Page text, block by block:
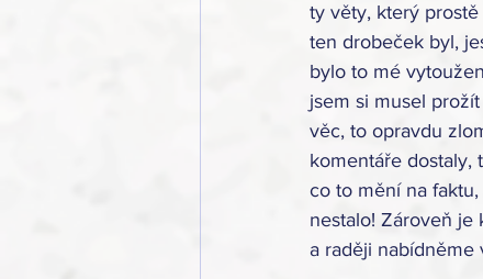
ty věty, který
ten drobeček byl,
bylo to mé
jsem si musel
věc, to opravdu
komentáře dostaly,
co to mění na
nestalo! Zároveň je
a raději nabídněme